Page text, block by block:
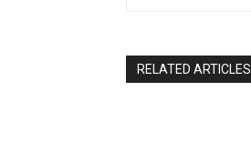
RELATED ARTICLES